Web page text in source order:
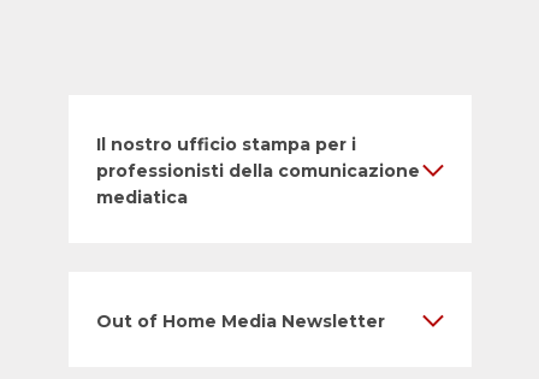
Il nostro ufficio stampa per i
professionisti della comunicazione
mediatica
Out of Home Media Newsletter